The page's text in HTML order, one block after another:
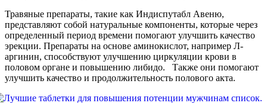
Травяные препараты, такие как Индиспутабл Авеню,
представляют собой натуральные компоненты, которые через
определенный период времени помогают улучшить качество
эрекции. Препараты на основе аминокислот, например Л-
аргинин, способствуют улучшению циркуляции крови в
половом органе и повышению либидо. Также они помогают
улучшить качество и продолжительность полового акта.